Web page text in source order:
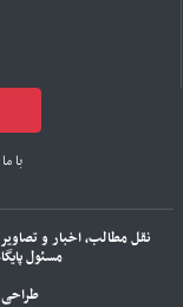
با
نقل مطالب، اخبار و
مسئول